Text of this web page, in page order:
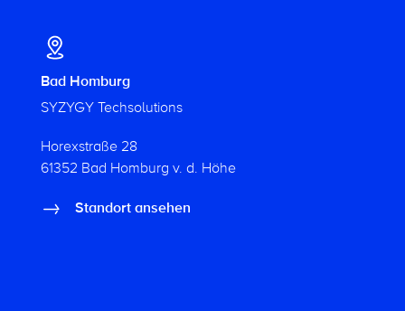
Bad Homburg
SYZYGY Techsolutions
Horexstraße 28
61352 Bad Homburg v. d. Höhe
Standort ansehen